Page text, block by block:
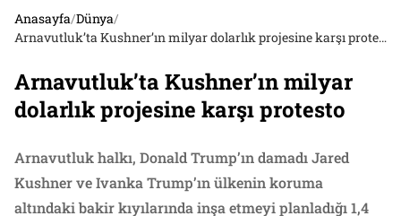
Anasayfa/Dünya/
Arnavutluk’ta Kushner’ın milyar dolarlık projesine karşı protesto
Arnavutluk’ta Kushner’ın milyar
dolarlık projesine karşı protesto
Arnavutluk halkı, Donald Trump’ın damadı Jared
Kushner ve Ivanka Trump’ın ülkenin koruma
altındaki bakir kıyılarında inşa etmeyi planladığı 1,4